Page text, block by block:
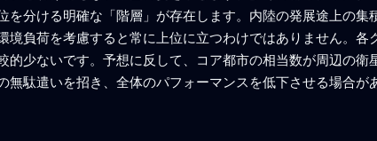
分ける明確な「階層」が存在します。内陸の発展途上の集
負荷を考慮すると常に上位に立つわけではありません。各
少ないです。予想に反して、コア都市の相当数が周辺の衛
駄遣いを招き、全体のパフォーマンスを低下させる場合が